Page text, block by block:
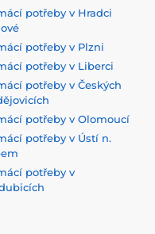
potřeby v Hradci
potřeby v Plzni
potřeby v Liberci
potřeby v Českých
potřeby v Olomoucí
potřeby v Ústí n.
potřeby v